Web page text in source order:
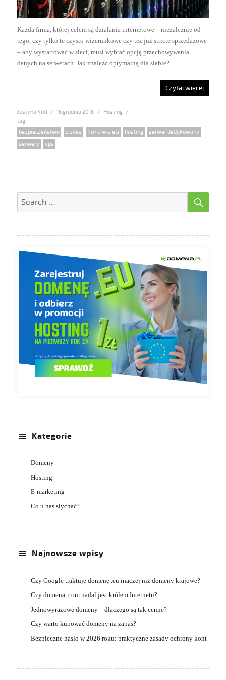
Każda firma, której celem są działania internetowe – niezależnie od
tego, czy tylko te czysto wizerunkowe czy też już stricte sprzedażowe
– aby wystartować w sieci, musi wybrać opcję przechowywania
danych na serwerach. Jak znaleźć optymalną dla siebie?
Czytaj więcej
Justyna Król
Posted
16 grudnia 2016 Categories
Hosting
Tags
bezpieczeństwo biznes firma w sieci hosting serwer dedykowany
serwery
vps
Kategorie
Domeny
Hosting
E-marketing
Co u nas słychać?
Najnowsze wpisy
Czy Google traktuje domenę .eu inaczej niż domeny krajowe?
Czy domena .com nadal jest królem Internetu?
Jednowyrazowe domeny – dlaczego są tak cenne?
Czy warto kupować domeny na zapas?
Bezpieczne hasło w 2026 roku: praktyczne zasady ochrony kont